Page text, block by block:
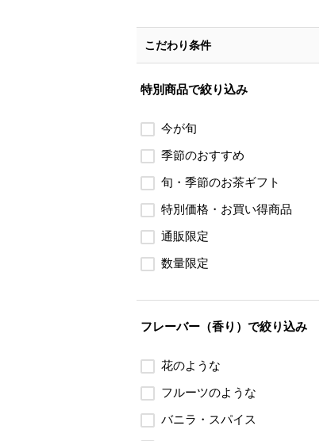
こだわり条件
特別商品で絞り込み
今が旬
季節のおすすめ
旬・季節のお茶ギフト
特別価格・お買い得商品
通販限定
数量限定
フレーバー（香り）で絞り込み
花のような
フルーツのような
バニラ・スパイス